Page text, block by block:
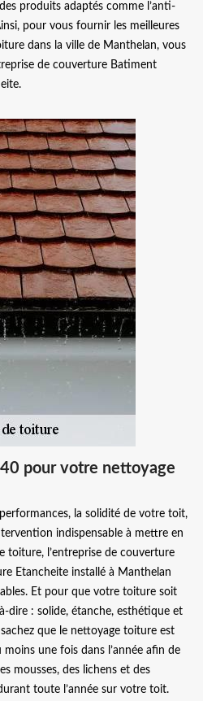
produits adaptés comme l’anti-
pour vous fournir les meilleures
dans la ville de Manthelan, vous
de couverture Batiment
pour votre nettoyage
la solidité de votre toit,
indispensable à mettre en
toiture, l’entreprise de couverture
Etancheite installé à Manthelan
Et pour que votre toiture soit
dire : solide, étanche, esthétique et
que le nettoyage toiture est
une fois dans l’année afin de
mousses, des lichens et des
toute l’année sur votre toit.